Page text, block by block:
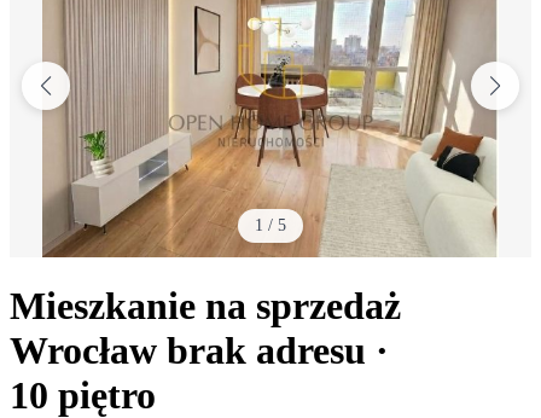
1 / 5
Mieszkanie na sprzedaż
Wrocław brak adresu ·
10 piętro